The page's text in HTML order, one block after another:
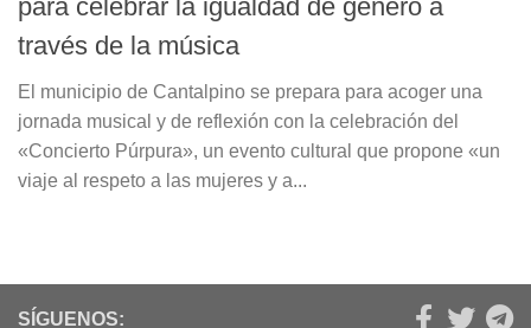
para celebrar la igualdad de género a
través de la música
El municipio de Cantalpino se prepara para acoger una
jornada musical y de reflexión con la celebración del
«Concierto Púrpura», un evento cultural que propone «un
viaje al respeto a las mujeres y a...
SÍGUENOS: